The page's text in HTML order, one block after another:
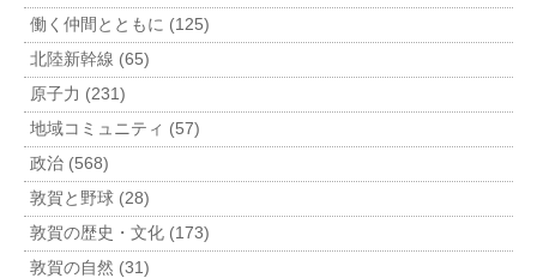
働く仲間とともに (125)
北陸新幹線 (65)
原子力 (231)
地域コミュニティ (57)
政治 (568)
敦賀と野球 (28)
敦賀の歴史・文化 (173)
敦賀の自然 (31)